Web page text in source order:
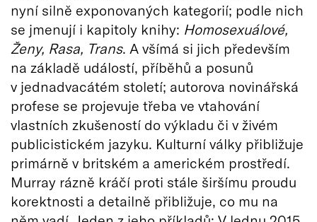
nyní silně exponovaných kategorií; podle nich
se jmenují i kapitoly knihy: Homosexuálové,
Ženy, Rasa, Trans. A všímá si jich především
na základě událostí, příběhů a posunů
v jednadvacátém století; autorova novinářská
profese se projevuje třeba ve vtahování
vlastních zkušeností do výkladu či v živém
publicistickém jazyku. Kulturní války přibližuje
primárně v britském a americkém prostředí.
Murray rázně kráčí proti stále širšímu proudu
korektnosti a detailně přibližuje, co mu na